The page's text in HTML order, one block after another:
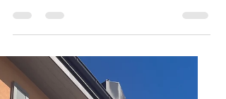
New. Réouverture du restaurant « Le
Au fourneau le chef Andréa Bianchi, y
proposera une cuisine originale et plutôt
locale. Le chef travaillant avec des